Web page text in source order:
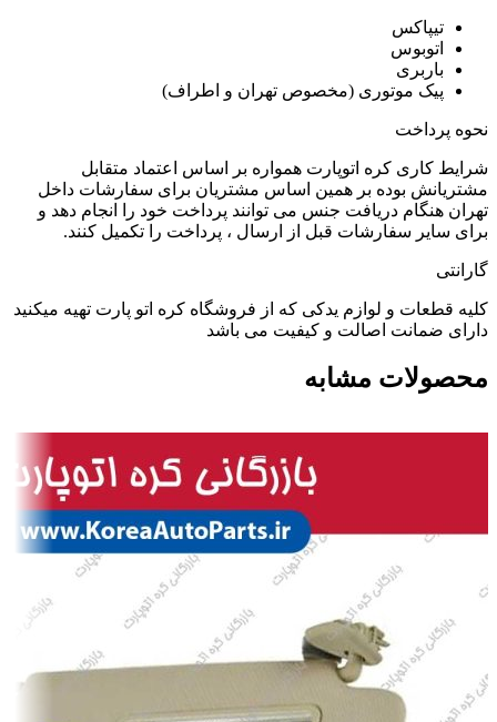
تیپاکس
اتوبوس
باربری
پیک موتوری (مخصوص تهران و اطراف)
نحوه پرداخت
شرایط کاری کره اتوپارت همواره بر اساس اعتماد متقابل
مشتریانش بوده بر همین اساس مشتریان برای سفارشات داخل
تهران هنگام دریافت جنس می توانند پرداخت خود را انجام دهد و
برای سایر سفارشات قبل از ارسال ، پرداخت را تکمیل کنند.
گارانتی
کلیه قطعات و لوازم یدکی که از فروشگاه کره اتو پارت تهیه میکنید
دارای ضمانت اصالت و کیفیت می باشد
محصولات مشابه